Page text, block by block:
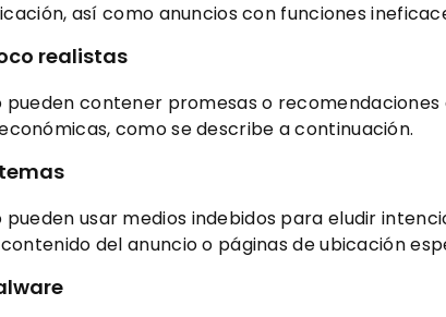
así como anuncios con funciones
realistas
pueden contener promesas o
como se describe a continuación.
pueden usar medios indebidos para eludir
del anuncio o páginas de ubicación